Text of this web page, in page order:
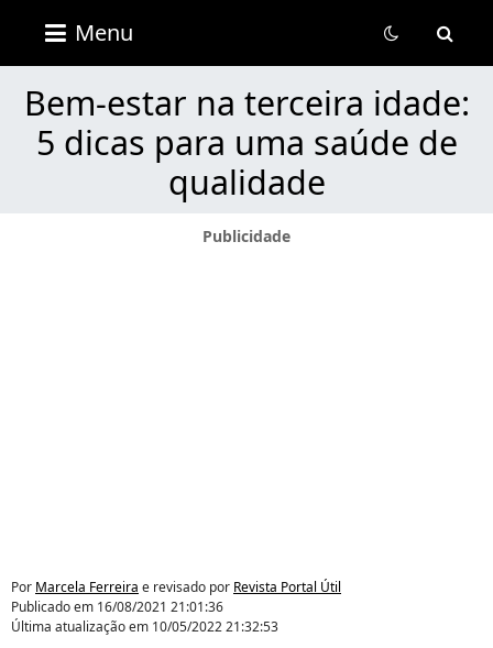
Portal
Útil
Menu
Bem-estar na terceira idade:
5 dicas para uma saúde de
qualidade
Por Marcela Ferreira e revisado por Revista Portal Útil
Publicado em 16/08/2021 21:01:36
Última atualização em 10/05/2022 21:32:53